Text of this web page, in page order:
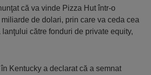
că va vinde Pizza Hut într-o
de dolari, prin care va ceda cea
lanţului către fonduri de private equity,
Kentucky a declarat că a semnat